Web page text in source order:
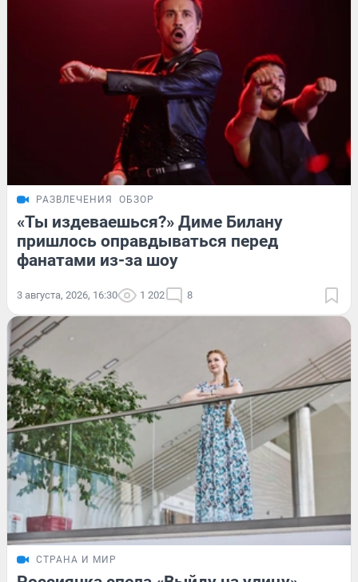
РАЗВЛЕЧЕНИЯ ОБЗОР
«Ты издеваешься?» Диме Билану
пришлось оправдываться перед
фанатами из-за шоу
3 августа, 2026, 16:30 1 202 8
СТРАНА И МИР